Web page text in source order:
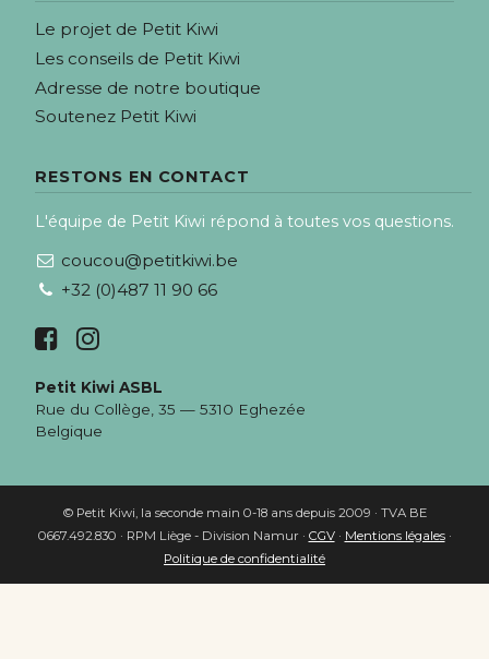
Le projet de Petit Kiwi
Les conseils de Petit Kiwi
Adresse de notre boutique
Soutenez Petit Kiwi
RESTONS EN CONTACT
L'équipe de Petit Kiwi répond à toutes vos questions.
coucou@petitkiwi.be
+32 (0)487 11 90 66
Petit Kiwi ASBL
Rue du Collège, 35 — 5310 Eghezée
Belgique
© Petit Kiwi, la seconde main 0-18 ans depuis 2009 · TVA BE
0667.492.830 · RPM Liège - Division Namur · CGV· Mentions légales·
Politique de confidentialité